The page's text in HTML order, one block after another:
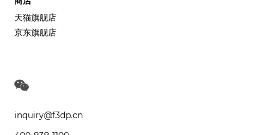
天猫旗舰店
京东旗舰店
inquiry@f3dp.cn